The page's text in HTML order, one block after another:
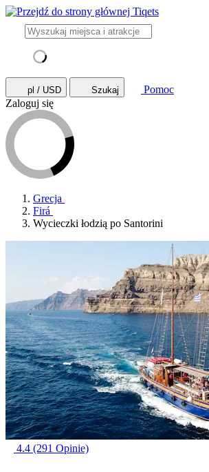
pl / USD Szukaj
Pomoc
Zaloguj się
Grecja
Firá
Wycieczki łodzią po Santorini
4.4 (291 Opinie)